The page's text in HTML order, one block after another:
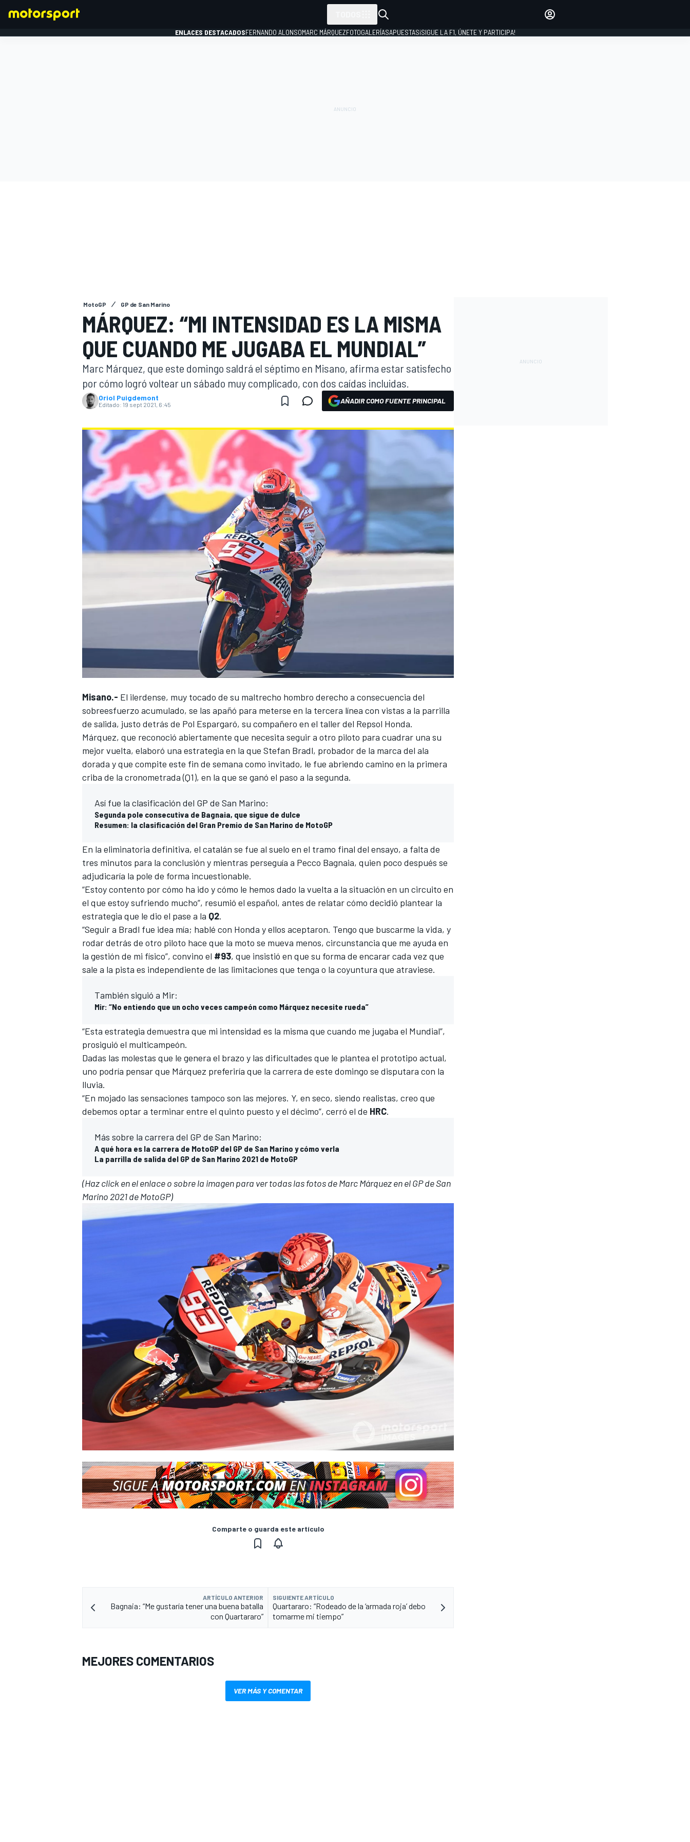
WEC
MÁS CATEGORÍAS
ENLACES DESTACADOSFERNANDO ALONSOMARC MÁRQUEZFOTOGALERÍASAPUESTAS¡SIGUE LA F1, ÚNETE Y PARTICIPA!
MotoGP GP de San Marino
MÁRQUEZ: “MI INTENSIDAD ES LA MISMA
QUE CUANDO ME JUGABA EL MUNDIAL”
Marc Márquez, que este domingo saldrá el séptimo en Misano, afirma estar satisfecho
por cómo logró voltear un sábado muy complicado, con dos caídas incluidas.
Oriol Puigdemont
Editado: 19 sept 2021, 6:45 AÑADIR COMO FUENTE PRINCIPAL
Misano.- El ilerdense, muy tocado de su maltrecho hombro derecho a consecuencia del
sobreesfuerzo acumulado, se las apañó para meterse en la tercera línea con vistas a la parrilla
de salida, justo detrás de Pol Espargaró, su compañero en el taller del Repsol Honda.
Márquez, que reconoció abiertamente que necesita seguir a otro piloto para cuadrar una su
mejor vuelta, elaboró una estrategia en la que Stefan Bradl, probador de la marca del ala
dorada y que compite este fin de semana como invitado, le fue abriendo camino en la primera
criba de la cronometrada (Q1), en la que se ganó el paso a la segunda.
Así fue la clasificación del GP de San Marino:
Segunda pole consecutiva de Bagnaia, que sigue de dulce
Resumen: la clasificación del Gran Premio de San Marino de MotoGP
En la eliminatoria definitiva, el catalán se fue al suelo en el tramo final del ensayo, a falta de
tres minutos para la conclusión y mientras perseguía a Pecco Bagnaia, quien poco después se
adjudicaría la pole de forma incuestionable.
“Estoy contento por cómo ha ido y cómo le hemos dado la vuelta a la situación en un circuito en
el que estoy sufriendo mucho”, resumió el español, antes de relatar cómo decidió plantear la
estrategia que le dio el pase a la Q2.
“Seguir a Bradl fue idea mía; hablé con Honda y ellos aceptaron. Tengo que buscarme la vida, y
rodar detrás de otro piloto hace que la moto se mueva menos, circunstancia que me ayuda en
la gestión de mi físico”, convino el #93, que insistió en que su forma de encarar cada vez que
sale a la pista es independiente de las limitaciones que tenga o la coyuntura que atraviese.
También siguió a Mir:
Mir: “No entiendo que un ocho veces campeón como Márquez necesite rueda”
“Esta estrategia demuestra que mi intensidad es la misma que cuando me jugaba el Mundial”,
prosiguió el multicampeón.
Dadas las molestas que le genera el brazo y las dificultades que le plantea el prototipo actual,
uno podría pensar que Márquez preferiría que la carrera de este domingo se disputara con la
lluvia.
“En mojado las sensaciones tampoco son las mejores. Y, en seco, siendo realistas, creo que
debemos optar a terminar entre el quinto puesto y el décimo”, cerró el de HRC.
Más sobre la carrera del GP de San Marino:
A qué hora es la carrera de MotoGP del GP de San Marino y cómo verla
La parrilla de salida del GP de San Marino 2021 de MotoGP
(Haz click en el enlace o sobre la imagen para ver todas las fotos deMarc Márquezen el GP de San
Marino 2021 de MotoGP)
Comparte o guarda este artículo
ARTÍCULO ANTERIOR
Bagnaia: “Me gustaría tener una buena batalla
con Quartararo”
SIGUIENTE ARTÍCULO
Quartararo: “Rodeado de la ‘armada roja’ debo
tomarme mi tiempo”
MEJORES COMENTARIOS
VER MÁS Y COMENTAR